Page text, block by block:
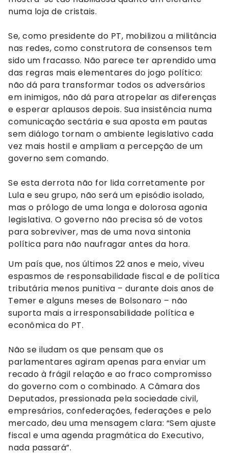
numa loja de cristais.
Se, como presidente do PT, mobilizou a militância
nas redes, como construtora de consensos tem
sido um fracasso. Não parece ter aprendido uma
das regras mais elementares do jogo político:
não dá para transformar todos os adversários
em inimigos, não dá para atropelar as diferenças
e esperar aplausos depois. Sua insistência numa
comunicação sectária e sua aposta em pautas
sem diálogo tornam o ambiente legislativo cada
vez mais hostil e ampliam a percepção de um
governo sem comando.
Se esta derrota não for lida corretamente por
Lula e seu grupo, não será um episódio isolado,
mas o prólogo de uma longa e dolorosa agonia
legislativa. O governo não precisa só de votos
para sobreviver, mas de uma nova sintonia
política para não naufragar antes da hora.
Um país que, nos últimos 22 anos e meio, viveu
espasmos de responsabilidade fiscal e de política
tributária menos punitiva – durante dois anos de
Temer e alguns meses de Bolsonaro – não
suporta mais a irresponsabilidade política e
econômica do PT.
Não se iludam os que pensam que os
parlamentares agiram apenas para enviar um
recado à frágil relação e ao fraco compromisso
do governo com o combinado. A Câmara dos
Deputados, pressionada pela sociedade civil,
empresários, confederações, federações e pelo
mercado, deu uma mensagem clara: “Sem ajuste
fiscal e uma agenda pragmática do Executivo,
nada passará”.